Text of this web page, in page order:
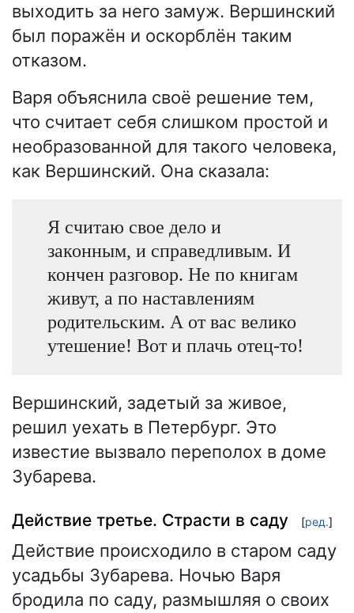
выходить за него замуж. Вершинский
был поражён и оскорблён таким
отказом.
Варя объяснила своё решение тем,
что считает себя слишком простой и
необразованной для такого человека,
как Вершинский. Она сказала:
Я считаю свое дело и
законным, и справедливым. И
кончен разговор. Не по книгам
живут, а по наставлениям
родительским. А от вас велико
утешение! Вот и плачь отец-то!
Вершинский, задетый за живое,
решил уехать в Петербург. Это
известие вызвало переполох в доме
Зубарева.
Действие третье. Страсти в саду [ред.]
Действие происходило в старом саду
усадьбы Зубарева. Ночью Варя
бродила по саду, размышляя о своих